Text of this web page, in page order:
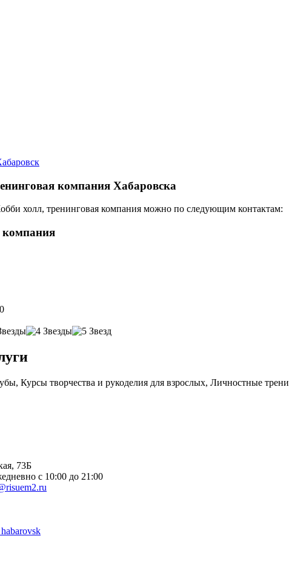
компания Хабаровска
холл, тренинговая компания можно по следующим контактам:
компания
Курсы творчества и рукоделия для взрослых, Личностные
73Б
с 10:00 до 21:00